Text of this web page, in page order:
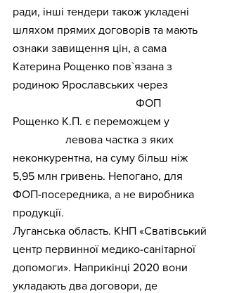
ради, інші тендери також укладені
шляхом прямих договорів та мають
ознаки завищення цін, а сама
Катерина Рощенко пов`язана з
родиною Ярославських через
  ФОП
Рощенко К.П. є переможцем у
левова частка з яких
неконкурентна, на суму більш ніж
5,95 млн гривень. Непогано, для
ФОП-посередника, а не виробника
продукції.
Луганська область. КНП «Сватівський
центр первинної медико-санітарної
допомоги». Наприкінці 2020 вони
укладають два договори, де